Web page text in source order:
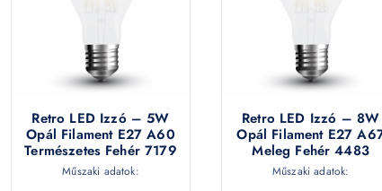
Retro LED Izzó – 5W
Opál Filament E27 A60
Természetes Fehér 7179
Műszaki adatok:
Retro LED Izzó – 8W
Opál Filament E27
Meleg Fehér 4483
Műszaki adatok: